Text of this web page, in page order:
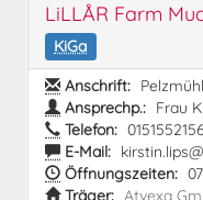
LiLLÅR Farm
KiGa
Anschrift:
Ansprechp.: Frau
Telefon:
E-Mail:
Öffnungszeiten:
Träger: Atvexa